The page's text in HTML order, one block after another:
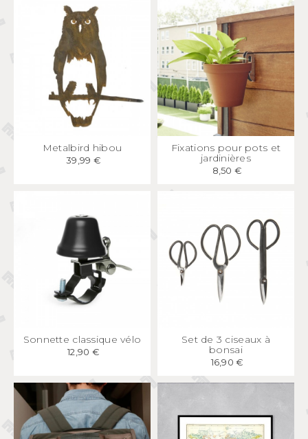
APERÇUMetalbird hibou
39,99 €
APERÇU RAPIDE
Fixations pour pots et
jardinières
8,50 €
APERÇU RAPIDE
Sonnette classique vélo
12,90 €
APERÇU RAPIDE
Set de 3 ciseaux à
bonsai
16,90 €